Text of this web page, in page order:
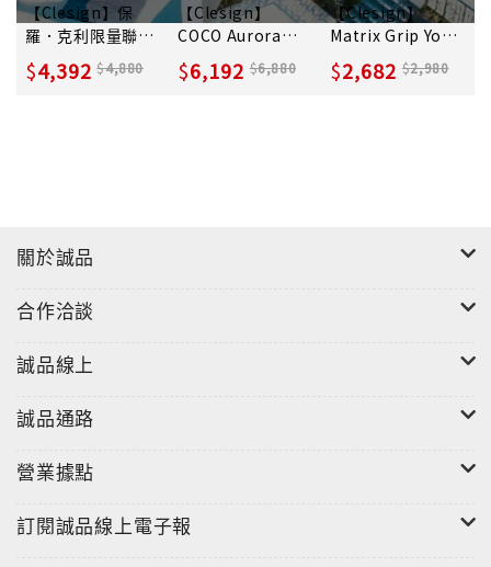
【Clesign】保
羅．克利限量聯名
款 Tec Life Mat
瑜珈墊 4mm - 紅
4,392 4,880
【Clesign】
COCO Aurora
Yoga Mat 瑜珈墊
4.5mm - Rose
6,192 6,880
【Clesign】
Matrix Grip Yoga
Towel 乾溼止滑瑜
珈鋪巾 - S10
2,682 2,980
關於誠品
合作洽談
誠品線上
誠品通路
營業據點
訂閱誠品線上電子報